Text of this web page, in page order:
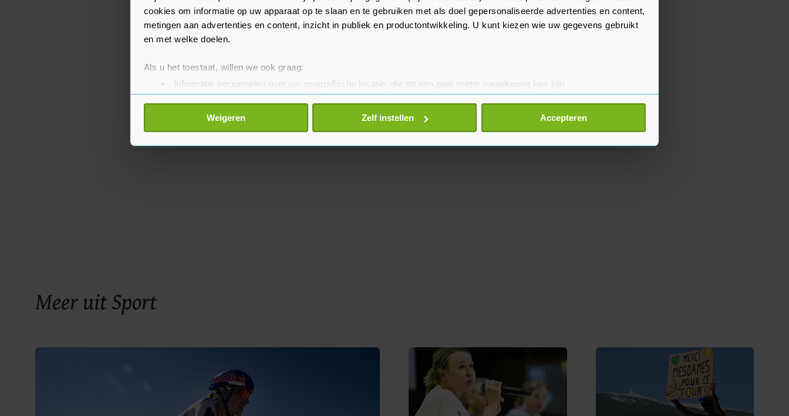
cookies om informatie op uw apparaat op te slaan en te gebruiken met als doel gepersonaliseerde advertenties en content,
metingen aan advertenties en content, inzicht in publiek en productontwikkeling. U kunt kiezen wie uw gegevens gebruikt
en met welke doelen.
Als u het toestaat, willen we ook graag:
Informatie verzamelen over uw geografische locatie, die tot een paar meter nauwkeurig kan zijn
Uw apparaat identificeren door het actief te scannen op specifieke eigenschappen (fingerprinting)
Lees meer over hoe uw persoonlijke gegevens worden verwerkt en stel uw voorkeuren in het
detailgedeelte
toestemming op elk moment wijzigen of intrekken in de Cookieverklaring.
Weigeren Zelf instellen Accepteren
Tirreno-Adriatico.
Meer uit Sport